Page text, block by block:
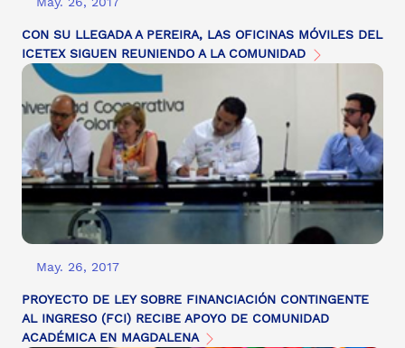
CON SU LLEGADA A PEREIRA, LAS OFICINAS MÓVILES DEL
ICETEX SIGUEN REUNIENDO A LA COMUNIDAD
May. 26, 2017
PROYECTO DE LEY SOBRE FINANCIACIÓN CONTINGENTE
AL INGRESO (FCI) RECIBE APOYO DE COMUNIDAD
ACADÉMICA EN MAGDALENA